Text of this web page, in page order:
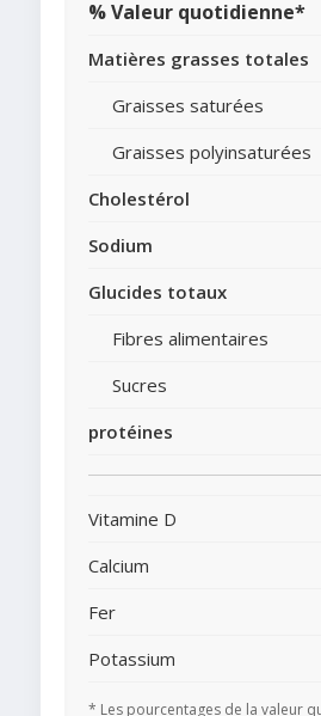
% Valeur quotidienne*
Matières grasses totales
Graisses saturées
Graisses polyinsaturées
Cholestérol
Sodium
Glucides totaux
Fibres alimentaires
Sucres
protéines
Vitamine D
Calcium
Fer
Potassium
* Les pourcentages de la valeur